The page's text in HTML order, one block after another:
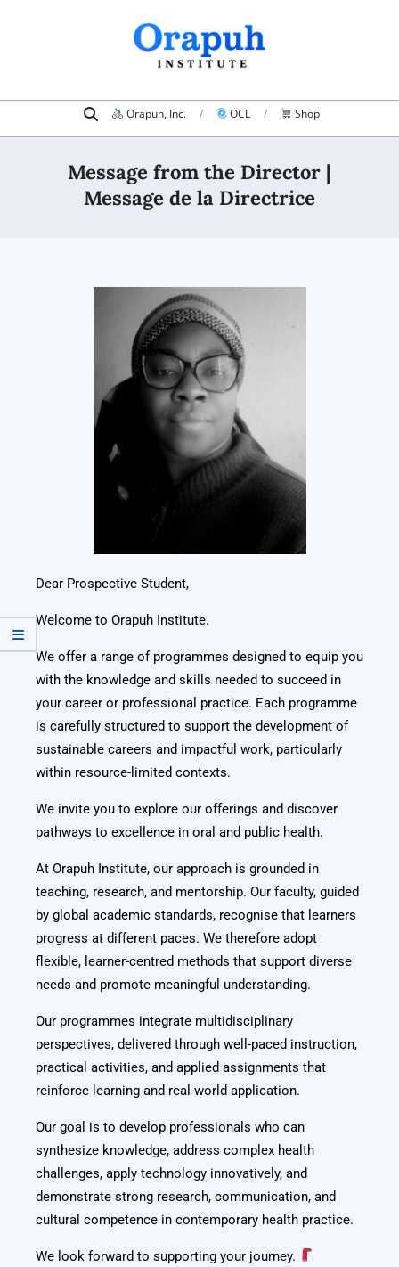
Orapuh, Inc. OCL Shop
Message from the Director |
Message de la Directrice
Dear Prospective Student,
Welcome to Orapuh Institute.
We offer a range of programmes designed to equip you
with the knowledge and skills needed to succeed in
your career or professional practice. Each programme
is carefully structured to support the development of
sustainable careers and impactful work, particularly
within resource-limited contexts.
We invite you to explore our offerings and discover
pathways to excellence in oral and public health.
At Orapuh Institute, our approach is grounded in
teaching, research, and mentorship. Our faculty, guided
by global academic standards, recognise that learners
progress at different paces. We therefore adopt
flexible, learner-centred methods that support diverse
needs and promote meaningful understanding.
Our programmes integrate multidisciplinary
perspectives, delivered through well-paced instruction,
practical activities, and applied assignments that
reinforce learning and real-world application.
Our goal is to develop professionals who can
synthesize knowledge, address complex health
challenges, apply technology innovatively, and
demonstrate strong research, communication, and
cultural competence in contemporary health practice.
We look forward to supporting your journey.